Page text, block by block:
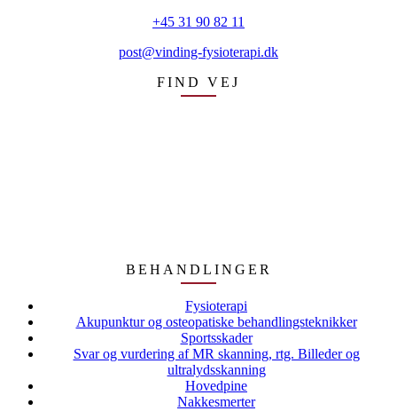
+45 31 90 82 11
post@vinding-fysioterapi.dk
FIND VEJ
BEHANDLINGER
Fysioterapi
Akupunktur og osteopatiske behandlingsteknikker
Sportsskader
Svar og vurdering af MR skanning, rtg. Billeder og
ultralydsskanning
Hovedpine
Nakkesmerter